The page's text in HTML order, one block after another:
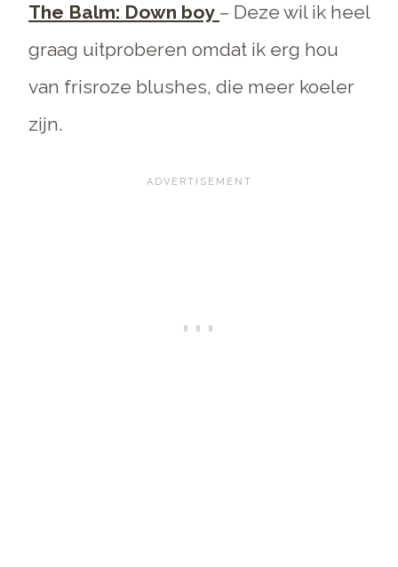
The Balm: Down boy – Deze wil ik heel
graag uitproberen omdat ik erg hou
van frisroze blushes, die meer koeler
zijn.